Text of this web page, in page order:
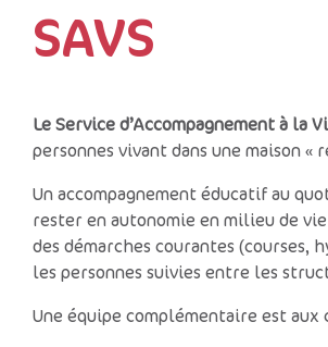
SAVS
Le Service d’Accompagnement à la
personnes vivant dans une maison
Un accompagnement éducatif au
rester en autonomie en milieu de
des démarches courantes
les personnes suivies entre les
Une équipe complémentaire est aux